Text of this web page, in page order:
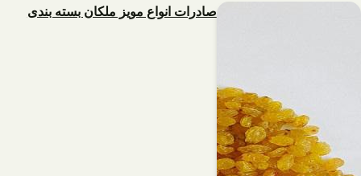
صادرات انواع مویز ملکان بسته بندی